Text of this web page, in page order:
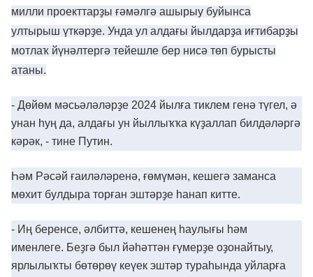
милли проекттарҙы ғəмəлгə ашырыу буйынса
ултырыш үткəрҙе. Унда ул алдағы йылдарҙа иғтибарҙы
мотлаҡ йүнəлтергə тейешле бер нисə төп бурысты
атаны.
- Дөйөм мəсьəлəлəрҙе 2024 йылға тиклем генə түгел, ə
унан һуң да, алдағы ун йыллыҡҡа күҙаллап билдəлəргə
кəрəк, - тине Путин.
Һəм Рəсəй ғаилəлəренə, ғөмүмəн, кешегə заманса
мөхит булдыра торған эштəрҙе һанап китте.
- Иң беренсе, əлбиттə, кешенең һаулығы һəм
именлеге. Беҙгə был йəһəттəн ғүмерҙе оҙонайтыу,
ярлылыҡты бөтөрөү кеүек эштəр тураһында уйларға